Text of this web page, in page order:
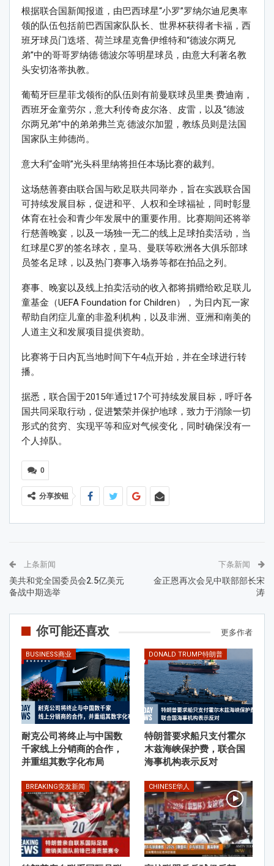
根据联合国新闻报道，由巴西球星“小罗”罗纳尔迪尼奥率
领的队伍包括前巴西国家队队长、世界杯获得者卡福，西
班牙球员门迭塔、荷兰球星克鲁伊维特和“德波尔两兄
弟”中的哥哥罗纳德·德波尔等明星球员，由意大利著名教
头安切洛蒂执教。
葡萄牙巨星菲戈领衔的队伍则有前曼联球员里奥·费迪南，
西班牙金童劳尔，意大利传奇皮尔洛、皮雷，以及“德波
尔两兄弟”中的弟弟弗兰克·德波尔加盟，教练员则是法国
国家队主帅德尚。
意大利“金哨”光头科里纳将担任本场比赛的裁判。
这场慈善赛由联合国与欧足联共同举办，旨在实践联合国
可持续发展目标，促进和平、人权和全球福祉，同时彰显
体育在社会和青少年发展中的重要作用。比赛期间还将举
行慈善晚宴，以及一场独一无二的线上足球拍卖活动，当
红球星C罗的签名球衣，皇马、曼联等欧洲各大俱乐部球
员签名足球，以及热门赛事入场券等都在拍品之列。
赛事、晚宴以及线上拍卖活动的收入都将捐赠给欧足联儿
童基金（UEFA Foundation for Children），为日内瓦一家
帮助自闭症儿童的非盈利机构，以及非洲、亚洲和南美的
人道主义和发展项目提供资助。
比赛将于日内瓦当地时间下午4点开始，并在全球进行转
播。
据悉，联合国于2015年通过17个可持续发展目标，呼吁各
国共同采取行动，促进繁荣并保护地球，致力于消除一切
形式的贫穷、实现平等和应对气候变化，同时确保没有一
个人掉队。
0
分享按钮
上条新闻
美共和党全国委员会2.5亿美元
备战中期选举
下条新闻
金正恩再次会见中联部部长宋
涛
你可能还喜欢 更多作者
BUSINESS商业
耐克公司将终止与中国数
千家线上分销商的合作，
并重组其数字化布局
DONALD TRUMP特朗普
特朗普要求船只支付霍尔
木兹海峡保护费，联合国
海事机构表示反对
BREAKING突发新闻 CHINESE华人